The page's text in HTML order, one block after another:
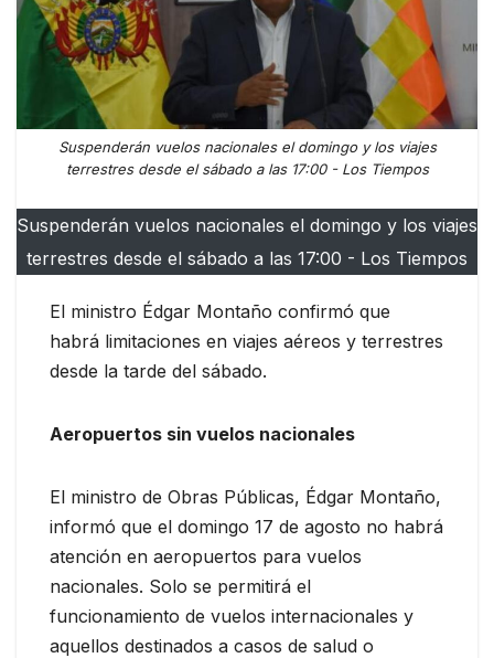
Suspenderán vuelos nacionales el domingo y los viajes
terrestres desde el sábado a las 17:00 - Los Tiempos
Suspenderán vuelos nacionales el domingo y los viajes
terrestres desde el sábado a las 17:00 - Los Tiempos
El ministro Édgar Montaño confirmó que
habrá limitaciones en viajes aéreos y terrestres
desde la tarde del sábado.
Aeropuertos sin vuelos nacionales
El ministro de Obras Públicas, Édgar Montaño,
informó que el domingo 17 de agosto no habrá
atención en aeropuertos para vuelos
nacionales. Solo se permitirá el
funcionamiento de vuelos internacionales y
aquellos destinados a casos de salud o